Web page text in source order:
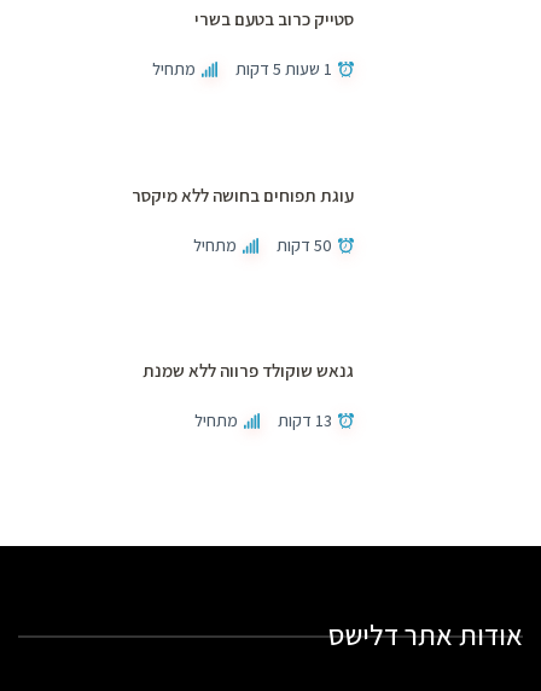
סטייק כרוב בטעם בשרי
1 שעות 5 דקות מתחיל
עוגת תפוחים בחושה ללא מיקסר
50 דקות מתחיל
גנאש שוקולד פרווה ללא שמנת
13 דקות מתחיל
אודות אתר דלישס